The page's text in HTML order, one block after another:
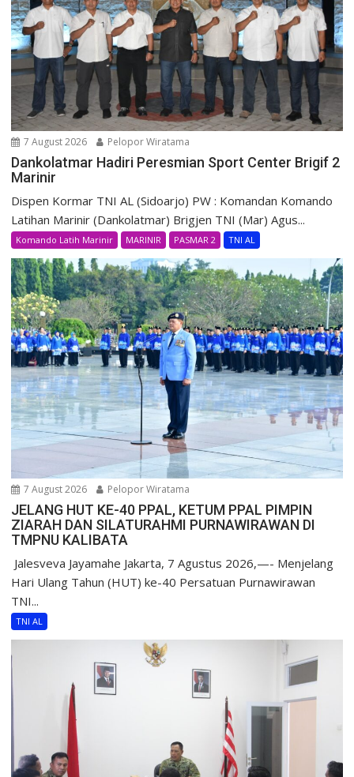
7 August 2026 Pelopor Wiratama
Dankolatmar Hadiri Peresmian Sport Center Brigif 2
Marinir
Dispen Kormar TNI AL (Sidoarjo) PW : Komandan Komando
Latihan Marinir (Dankolatmar) Brigjen TNI (Mar) Agus...
Komando Latih Marinir MARINIR PASMAR 2 TNI AL
7 August 2026 Pelopor Wiratama
JELANG HUT KE-40 PPAL, KETUM PPAL PIMPIN
ZIARAH DAN SILATURAHMI PURNAWIRAWAN DI
TMPNU KALIBATA
​ Jalesveva Jayamahe Jakarta, 7 Agustus 2026,—- Menjelang
Hari Ulang Tahun (HUT) ke-40 Persatuan Purnawirawan
TNI...
TNI AL